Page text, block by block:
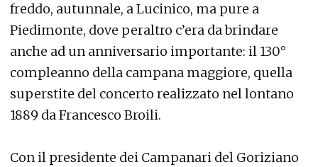
freddo, autunnale, a Lucinico, ma pure a
Piedimonte, dove peraltro c’era da brindare
anche ad un anniversario importante: il 130°
compleanno della campana maggiore, quella
superstite del concerto realizzato nel lontano
1889 da Francesco Broili.
Con il presidente dei Campanari del Goriziano